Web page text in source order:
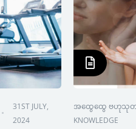
31ST JULY,
2024
အထွေထွေ ဗဟုသုတ –
KNOWLEDGE